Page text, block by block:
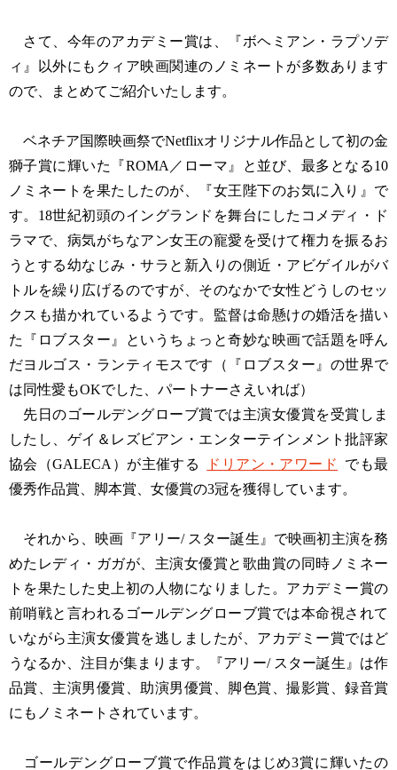
さて、今年のアカデミー賞は、『ボヘミアン・ラプソデ
ィ』以外にもクィア映画関連のノミネートが多数あります
ので、まとめてご紹介いたします。
ベネチア国際映画祭でNetflixオリジナル作品として初の金
獅子賞に輝いた『ROMA／ローマ』と並び、最多となる10
ノミネートを果たしたのが、『女王陛下のお気に入り』で
す。18世紀初頭のイングランドを舞台にしたコメディ・ド
ラマで、病気がちなアン女王の寵愛を受けて権力を振るお
うとする幼なじみ・サラと新入りの側近・アビゲイルがバ
トルを繰り広げるのですが、そのなかで女性どうしのセッ
クスも描かれているようです。監督は命懸けの婚活を描い
た『ロブスター』というちょっと奇妙な映画で話題を呼ん
だヨルゴス・ランティモスです（『ロブスター』の世界で
は同性愛もOKでした、パートナーさえいれば）
先日のゴールデングローブ賞では主演女優賞を受賞しま
したし、ゲイ＆レズビアン・エンターテインメント批評家
協会（GALECA）が主催する
ドリアン・アワード
でも最
優秀作品賞、脚本賞、女優賞の3冠を獲得しています。
それから、映画『アリー/ スター誕生』で映画初主演を務
めたレディ・ガガが、主演女優賞と歌曲賞の同時ノミネー
トを果たした史上初の人物になりました。アカデミー賞の
前哨戦と言われるゴールデングローブ賞では本命視されて
いながら主演女優賞を逃しましたが、アカデミー賞ではど
うなるか、注目が集まります。『アリー/ スター誕生』は作
品賞、主演男優賞、助演男優賞、脚色賞、撮影賞、録音賞
にもノミネートされています。
ゴールデングローブ賞で作品賞をはじめ3賞に輝いたの